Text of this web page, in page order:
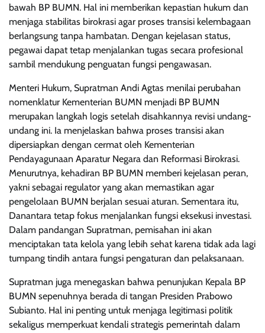
bawah BP BUMN. Hal ini memberikan kepastian hukum dan
menjaga stabilitas birokrasi agar proses transisi kelembagaan
berlangsung tanpa hambatan. Dengan kejelasan status,
pegawai dapat tetap menjalankan tugas secara profesional
sambil mendukung penguatan fungsi pengawasan.
Menteri Hukum, Supratman Andi Agtas menilai perubahan
nomenklatur Kementerian BUMN menjadi BP BUMN
merupakan langkah logis setelah disahkannya revisi undang-
undang ini. Ia menjelaskan bahwa proses transisi akan
dipersiapkan dengan cermat oleh Kementerian
Pendayagunaan Aparatur Negara dan Reformasi Birokrasi.
Menurutnya, kehadiran BP BUMN memberi kejelasan peran,
yakni sebagai regulator yang akan memastikan agar
pengelolaan BUMN berjalan sesuai aturan. Sementara itu,
Danantara tetap fokus menjalankan fungsi eksekusi investasi.
Dalam pandangan Supratman, pemisahan ini akan
menciptakan tata kelola yang lebih sehat karena tidak ada lagi
tumpang tindih antara fungsi pengaturan dan pelaksanaan.
Supratman juga menegaskan bahwa penunjukan Kepala BP
BUMN sepenuhnya berada di tangan Presiden Prabowo
Subianto. Hal ini penting untuk menjaga legitimasi politik
sekaligus memperkuat kendali strategis pemerintah dalam